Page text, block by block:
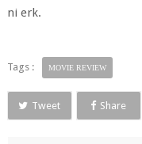
ni erk.
Tags : MOVIE REVIEW
Tweet Share